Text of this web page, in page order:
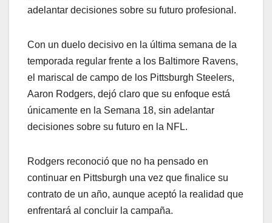
adelantar decisiones sobre su futuro profesional.
Con un duelo decisivo en la última semana de la
temporada regular frente a los Baltimore Ravens,
el mariscal de campo de los Pittsburgh Steelers,
Aaron Rodgers, dejó claro que su enfoque está
únicamente en la Semana 18, sin adelantar
decisiones sobre su futuro en la NFL.
Rodgers reconoció que no ha pensado en
continuar en Pittsburgh una vez que finalice su
contrato de un año, aunque aceptó la realidad que
enfrentará al concluir la campaña.